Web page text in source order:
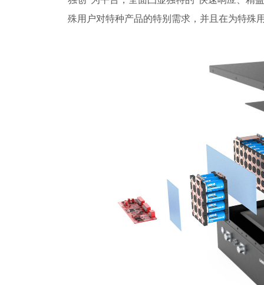
殊用户对特种产品的特别需求，并且在为特殊